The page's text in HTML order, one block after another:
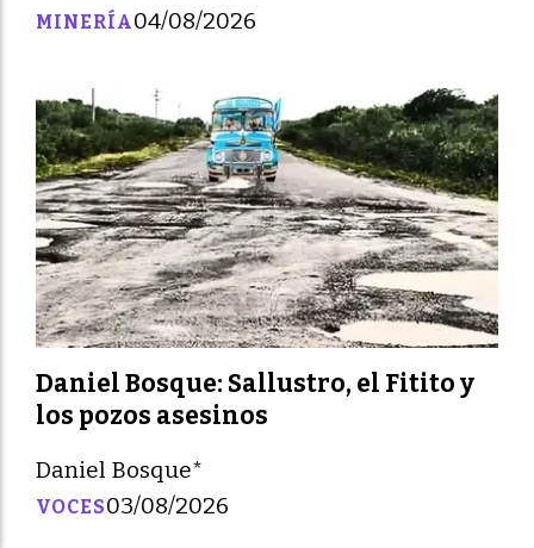
MINERÍA04/08/2026
Daniel Bosque: Sallustro, el Fitito y
los pozos asesinos
Daniel Bosque*
VOCES03/08/2026